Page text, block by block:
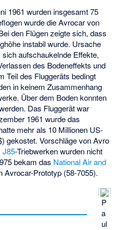
1961 wurden insgesamt 75
wurde die Avrocar von
den Flügen zeigte sich, dass
instabil wurde. Ursache
aufschaukelnde Effekte,
des Bodeneffekts und
Teil des Fluggeräts bedingt
in keinem Zusammenhang
Über dem Boden konnten
Das Fluggerät war
1961 wurde das
mehr als 10 Millionen US-
gekostet. Vorschläge von Avro
J85-Triebwerken wurden nicht
bekam das National Air and
Avrocar-Prototyp (58-7055).
P
a
ul